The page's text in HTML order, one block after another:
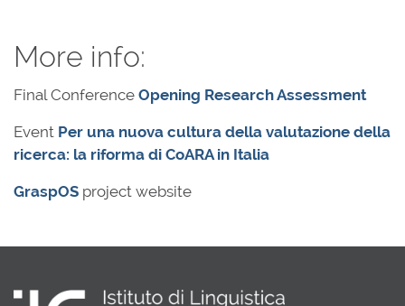
More info:
Final Conference Opening Research Assessment
Event Per una nuova cultura della valutazione della
ricerca: la riforma di CoARA in Italia
GraspOS project website